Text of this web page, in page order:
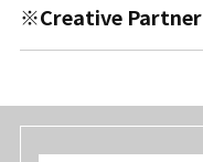
※Creative Partner